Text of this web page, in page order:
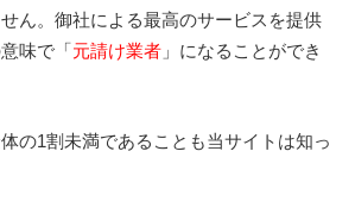
ん。御社による最高のサービスを提供
味で「元請け業者 」になることができ
の1割未満であることも当サイトは知っ